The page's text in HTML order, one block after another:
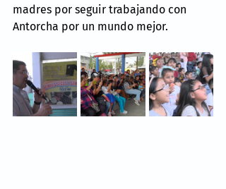
madres por seguir trabajando con
Antorcha por un mundo mejor.